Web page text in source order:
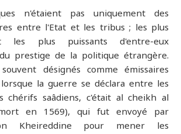
n'étaient pas uniquement des
entre l'Etat et les tribus ; les plus
les plus puissants d'entre-eux
prestige de la politique étrangère.
désignés comme émissaires
la guerre se déclara entre les
chérifs saâdiens, c'était al cheikh al
en 1569), qui fut envoyé par
Kheireddine pour mener les